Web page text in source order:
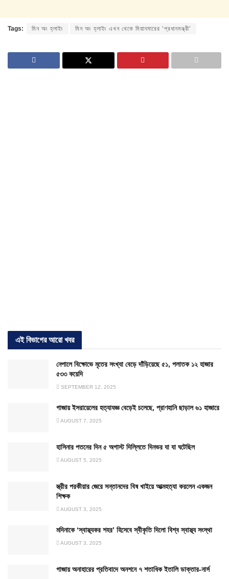
Tags: মিন অং হ্লাইং মিন অং হ্লাইং এখন থেকে মিয়ানমারের ‘প্রধানমন্ত্রী’
এই বিভাগের আরো খবর
নেপালে বিক্ষোভে মৃতের সংখ্যা বেড়ে দাঁড়িয়েছে ৫১, পলাতক ১২ হাজার
৫৩৩ কয়েদি
SEPTEMBER 12, 2025
গাজায় ইসরায়েলের হত্যাযজ্ঞ বেড়েই চলেছে, প্রাণহানি ছাড়াল ৬১ হাজারে
AUGUST 7, 2025
হাসিনার পতনের দিন ৫ অগাস্ট দিল্লিতে দিনভর যা যা ঘটেছিল
AUGUST 5, 2025
স্ত্রীর পরকীয়ার জেরে সন্তানদের বিষ খাইয়ে আত্মহত্যা করলেন একজন
শিক্ষক
AUGUST 3, 2025
মদিনাকে ‘স্বাস্থ্যকর শহর’ হিসেবে স্বীকৃতি দিলো বিশ্ব স্বাস্থ্য সংস্থা
AUGUST 3, 2025
গাজায় অনাহারের প্রতিবাদে অনশনে ৭ শতাধিক ইতালি ডাক্তার-নার্স